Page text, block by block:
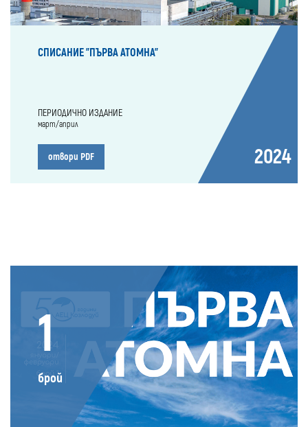
СПИСАНИЕ "ПЪРВА АТОМНА"
ПЕРИОДИЧНО ИЗДАНИЕ
март/април
отвори PDF 2024
1
брой